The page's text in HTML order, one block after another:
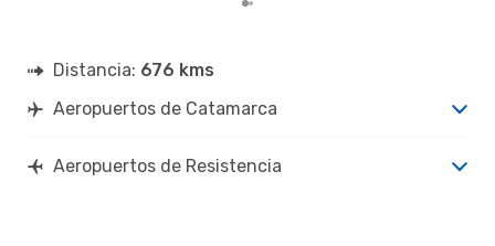
Distancia: 676 kms
Aeropuertos de Catamarca
Aeropuertos de Resistencia